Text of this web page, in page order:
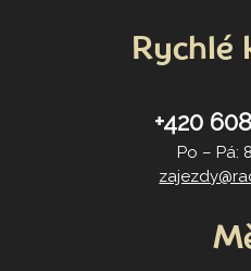
Rychlé
+420
Po – Pá: